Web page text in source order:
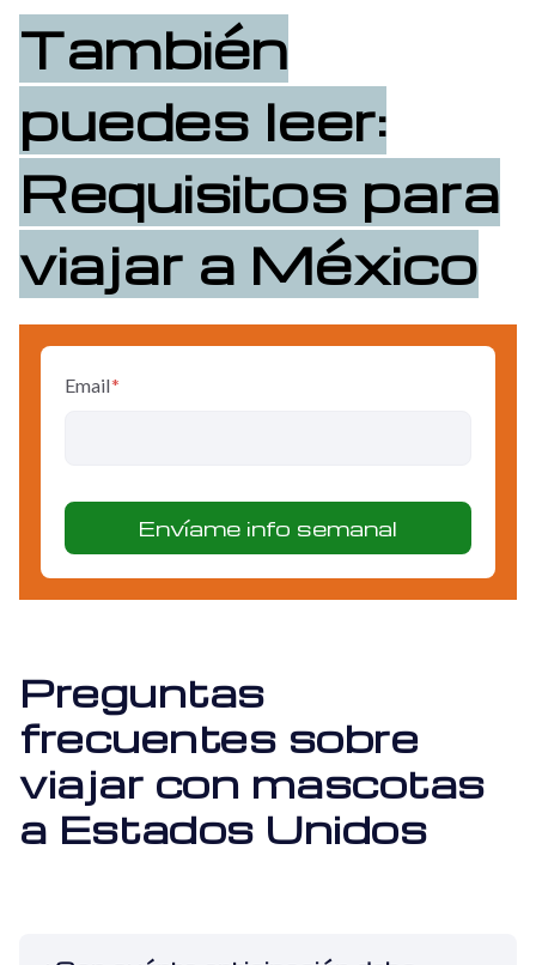
También
puedes leer:
Requisitos para
viajar a México
Email*
Preguntas
frecuentes sobre
viajar con mascotas
a Estados Unidos